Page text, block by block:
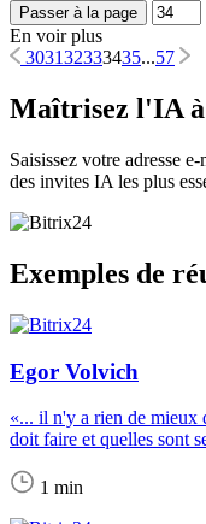
Passer à la page
En voir plus
303132333435...57
Maîtrisez l'IA à
Saisissez votre adresse
des invites IA les plus
Exemples de
Egor Volvich
«... il n'y a rien de mieux
doit faire et quelles sont
1 min